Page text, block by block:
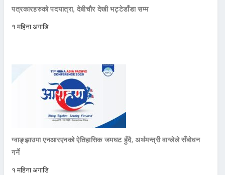
पत्रकारहरुको पदयात्रा, देबीचौर देखी भट्टेडाँडा सम्म
१ महिना अगाडि
ग्वाङ्झाउमा एनआरएनको ऐतिहासिक जमघट हुँदै, अर्थमन्त्री वाग्लेले सँबोधन
गर्ने
१ महिना अगाडि